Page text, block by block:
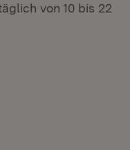
von 10 bis 22